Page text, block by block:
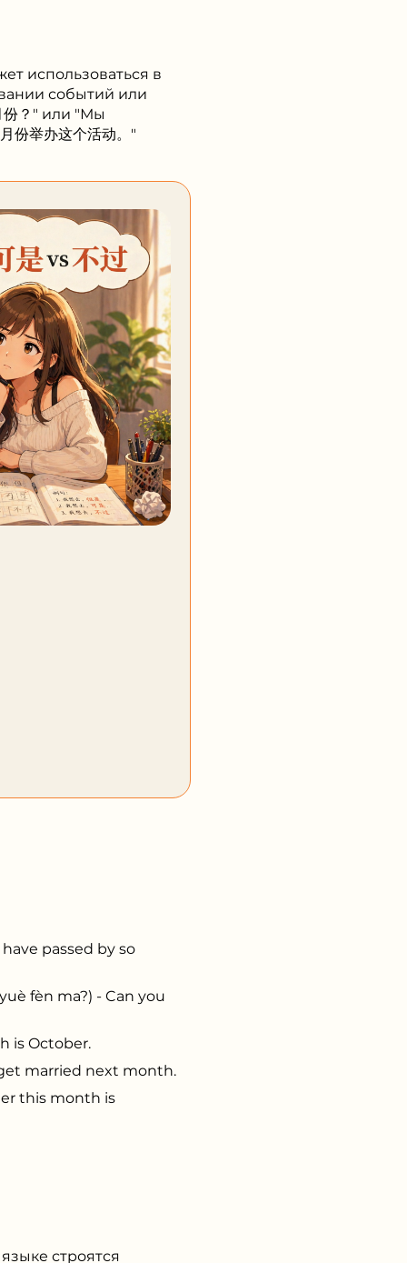
использоваться в
событий или
？" или "Мы
举办这个活动。"
passed by so
fèn ma?) - Can you
is October.
get married next month.
this month is
строятся